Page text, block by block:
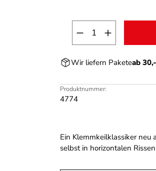
Produkt
Wir liefern Paketeab
Produktnummer:
4774
Ein Klemmkeilklassiker
selbst in horizontalen